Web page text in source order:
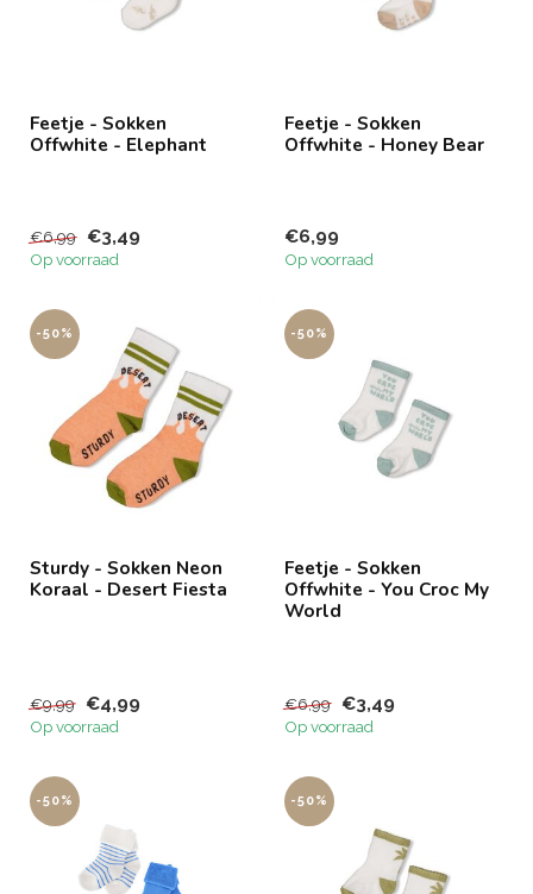
Feetje - Sokken
Offwhite - Elephant
€6,99 €3,49
Op voorraad
Feetje - Sokken
Offwhite - Honey Bear
€6,99
Op voorraad
-50%
Sturdy - Sokken Neon
Koraal - Desert Fiesta
€9,99 €4,99
Op voorraad
-50%
Feetje - Sokken
Offwhite - You Croc My
World
€6,99 €3,49
Op voorraad
-50% -50%